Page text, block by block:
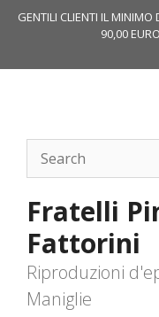
GENTILI CLIENTI IL MINIMO
90,00
Fratelli
Fattorini
Riproduzioni
Maniglie